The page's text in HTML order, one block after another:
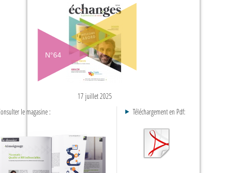
N°64
17 juillet 2025
le magasine :
Téléchargement en Pdf: